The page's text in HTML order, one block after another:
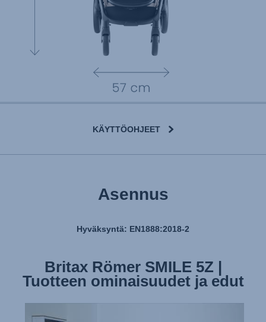
KÄYTTÖOHJEET
تعليمات المستخدم) اَللُّغَةُ اَلْعَرَبِيَّة)
Instrucciones del usuario (Español)
Manual de instruções (Português)
Istruzioni per l’uso (Italiano)
Asennus
Hyväksyntä: EN1888:2018-2
Britax Römer SMILE 5Z |
Tuotteen ominaisuudet ja edut